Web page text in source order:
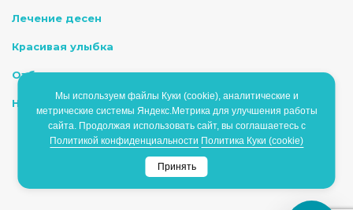
Лечение десен
Красивая улыбка
Отбеливание
Наркоз/Седация
ИМЕЮТСЯ ПРОТИВОПОКАЗАНИЯ, НЕОБХОДИМО
ПРОКОНСУЛЬТИРОВАТЬСЯ СО СПЕЦИАЛИСТОМ
Мы используем файлы Куки (cookie), аналитические и
метрические системы Яндекс.Метрика для улучшения работы
сайта. Продолжая использовать сайт, вы соглашаетесь с
Политикой конфиденциальности Политика Куки (cookie)
Принять